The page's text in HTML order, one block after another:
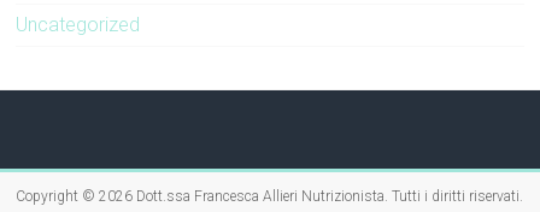
Uncategorized
Copyright © 2026 Dott.ssa Francesca Allieri Nutrizionista. Tutti i diritti riservati.